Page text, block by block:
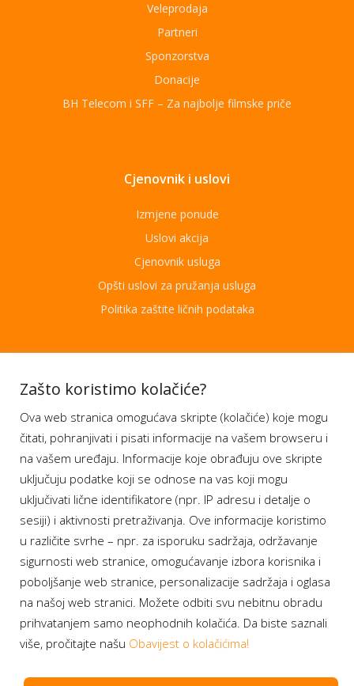
Veleprodaja
Partneri
Sponzorstva
Donacije
BH Telecom i SFF – Za najbolje filmske priče
Cjenovnik i uslovi
Izmjene ponude
Uslovi akcija
Cjenovnik usluga
Opšti uslovi za pružanja usluga
Politika zaštite ličnih podataka
Aplikacije
Moj BH Telecom
Dostupnost usluga
Moja webTV
Aukcije BH Telecom
Program lojalnosti
Bonus plus
Prijava za newsletter
Zašto koristimo kolačiće?
Ova web stranica omogućava skripte (kolačiće) koje mogu
čitati, pohranjivati i pisati informacije na vašem browseru i
na vašem uređaju. Informacije koje obrađuju ove skripte
uključuju podatke koji se odnose na vas koji mogu
uključivati lične identifikatore (npr. IP adresu i detalje o
sesiji) i aktivnosti pretraživanja. Ove informacije koristimo
u različite svrhe – npr. za isporuku sadržaja, održavanje
sigurnosti web stranice, omogućavanje izbora korisnika i
poboljšanje web stranice, personalizacije sadržaja i oglasa
na našoj web stranici. Možete odbiti svu nebitnu obradu
prihvatanjem samo neophodnih kolačića. Da biste saznali
više, pročitajte našu Obavijest o kolačićima!